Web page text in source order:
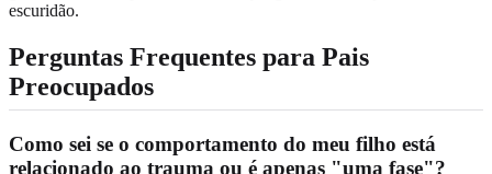
escuridão.
Perguntas Frequentes para Pais
Preocupados
Como sei se o comportamento do meu filho está
relacionado ao trauma ou é apenas "uma fase"?